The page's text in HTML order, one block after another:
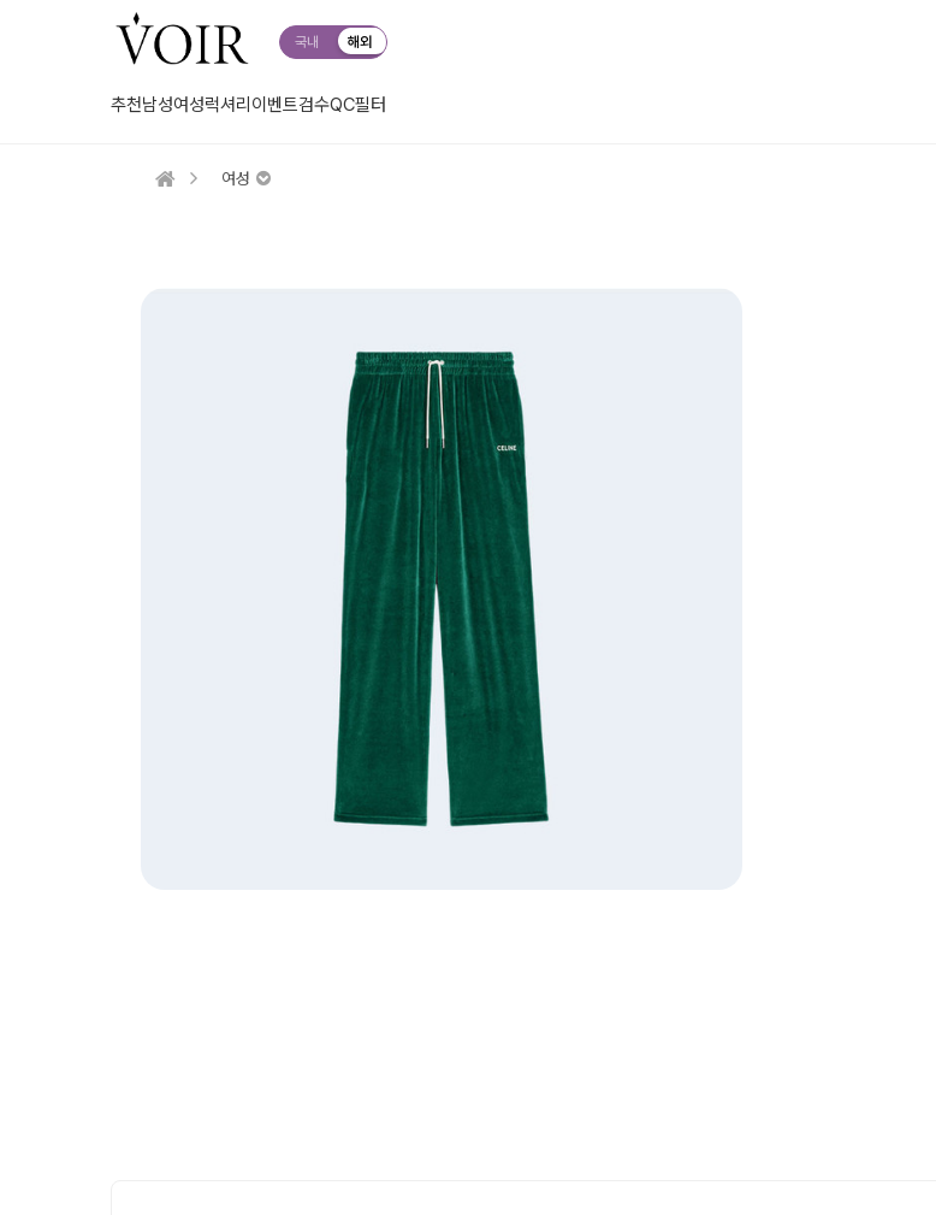
국내 해외
추천남성여성럭셔리 이벤트검수QC필터
여성